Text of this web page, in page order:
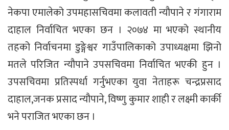
नेकपा एमालेको उपमहासचिवमा कलावती न्यौपाने र गंगाराम
दाहाल निर्वाचित भएका छन । २०७४ मा भएको स्थानीय
तहको निर्वाचनमा डुङ्गेश्वर गाउँपालिकाको उपाध्यक्षमा झिनो
मतले परिजित न्यौपाने उपसचिवमा निर्वाचित भएकी हुन ।
उपसचिवमा प्रतिस्पर्धा गर्नुभएका युवा नेताहरू चन्द्रप्रसाद
दाहाल,जनक प्रसाद न्यौपाने, विष्णु कुमार शाही र लक्ष्मी कार्की
भने पराजित भएका छन ।